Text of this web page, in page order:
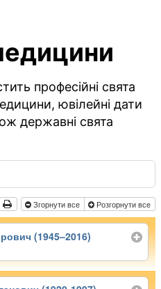
професійні свята
ювілейні дати
державні свята
Згорнути все Розгорнути все
(1945–2016)